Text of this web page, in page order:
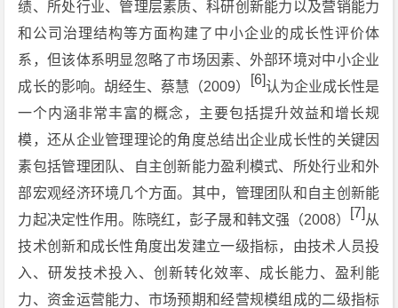
绩、所处行业、管理层素质、科研创新能力以及营销能力
和公司治理结构等方面构建了中小企业的成长性评价体
系，但该体系明显忽略了市场因素、外部环境对中小企业
成长的影响。胡经生、蔡慧（2009）
[6]认为企业成长性是
一个内涵非常丰富的概念，主要包括提升效益和增长规
模，还从企业管理理论的角度总结出企业成长性的关键因
素包括管理团队、自主创新能力盈利模式、所处行业和外
部宏观经济环境几个方面。其中，管理团队和自主创新能
力起决定性作用。陈晓红，彭子晟和韩文强（2008）
[7] 从
技术创新和成长性角度出发建立一级指标，由技术人员投
入、研发技术投入、创新转化效率、成长能力、盈利能
力、资金运营能力、市场预期和经营规模组成的二级指标